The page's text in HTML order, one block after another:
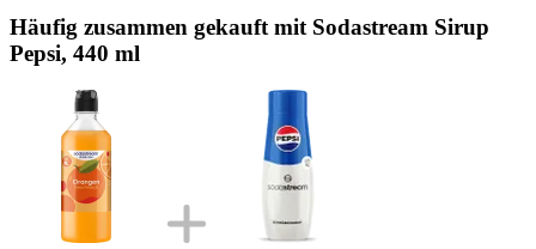
Häufig zusammen gekauft mit Sodastream Sirup
Pepsi, 440 ml